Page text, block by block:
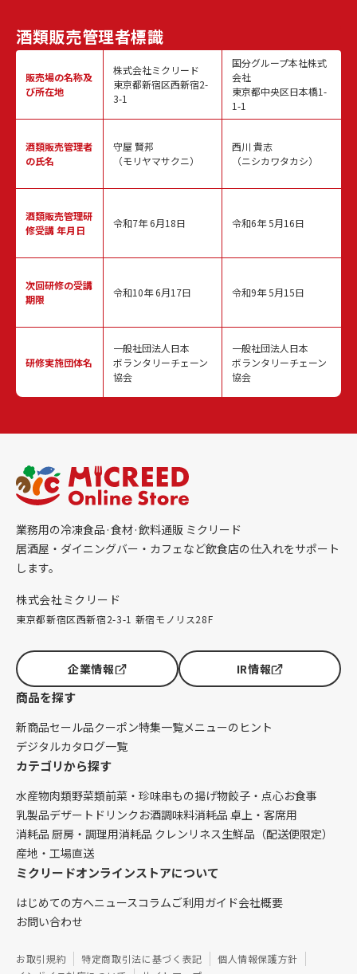
酒類販売管理者標識
販売場の名称及
び所在地
酒類販売管理者
の氏名
酒類販売管理研
修受講 年月日
次回研修の受講
期限
研修実施団体名
株式会社ミクリード
東京都新宿区西新宿2-
3-1
守屋 賢邦
（モリヤマサクニ）
令和7年 6月18日
令和10年 6月17日
一般社団法人日本
ボランタリーチェーン
協会
国分グループ本社株式
会社
東京都中央区日本橋1-
1-1
西川 貴志
（ニシカワタカシ）
令和6年 5月16日
令和9年 5月15日
一般社団法人日本
ボランタリーチェーン
協会
業務用の冷凍食品·食材·飲料通販 ミクリード
居酒屋・ダイニングバー・カフェなど飲食店の仕入れをサポート
します。
株式会社ミクリード
東京都新宿区西新宿2-3-1 新宿モノリス28F
企業情報 IR情報
商品を探す
新商品セール品クーポン特集一覧メニューのヒント
デジタルカタログ一覧
カテゴリから探す
水産物肉類野菜類前菜・珍味串もの揚げ物餃子・点心お食事
乳製品デザート ドリンク お酒調味料消耗品 卓上・客席用
消耗品 厨房・調理用消耗品 クレンリネス生鮮品（配送便限定）
産地・工場直送
ミクリードオンラインストアについて
はじめての方へニュースコラムご利用ガイド会社概要
お問い合わせ
お取引規約 特定商取引法に基づく表記
個人情報保護方針